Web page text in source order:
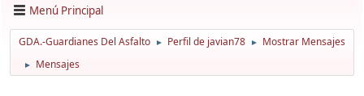
Menú Principal
GDA.-Guardianes Del Asfalto ► Perfil de javian78 ► Mostrar Mensajes
► Mensajes